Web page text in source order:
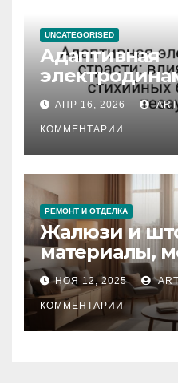
UNCATEGORISED
Адаптивная
влияние
стихийных
тезауруса
АПР 16, 2026
КОММЕНТАРИИ
РЕМОНТ И ОТДЕЛКА
Жалюзи и
материалы,
управления
НОЯ 12, 2025
КОММЕНТАРИИ